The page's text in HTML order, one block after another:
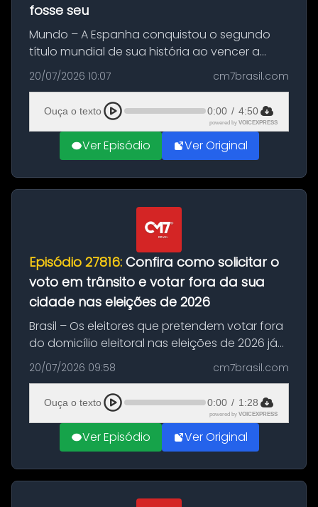
fosse seu
Mundo – A Espanha conquistou o segundo
título mundial de sua história ao vencer a
Argentina por 1 a 0, neste domingo (19), na
decisão da Copa do Mundo de 2026. Depois
de um duelo sem gols durante o te...
20/07/2026 10:07 cm7brasil.com
Ouça o texto 0:00 / 4:50
powered by VOICEXPRESS
Ver Episódio Ver Original
Episódio 27816: Confira como solicitar o
voto em trânsito e votar fora da sua
cidade nas eleições de 2026
Brasil – Os eleitores que pretendem votar fora
do domicílio eleitoral nas eleições de 2026 já
podem solicitar o voto em trânsito a partir
desta segunda-feira (20). O pedido pode ser
feito até 20 de ag...
20/07/2026 09:58 cm7brasil.com
Ouça o texto 0:00 / 1:28
powered by VOICEXPRESS
Ver Episódio Ver Original